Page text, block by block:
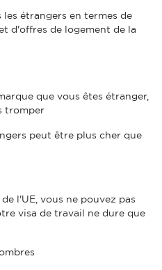
étrangers en termes de
d'offres de logement de la
que vous êtes étranger,
tromper
peut être plus cher que
l'UE, vous ne pouvez pas
visa de travail ne dure que